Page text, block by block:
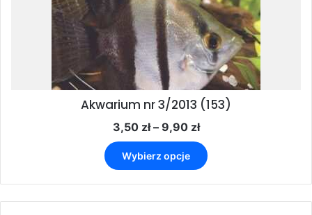
Akwarium nr 3/2013 (153)
3,50 zł – 9,90 złZakres
cen:
od
3,50 zł
do
9,90 zł
Wybierz opcje
produkt